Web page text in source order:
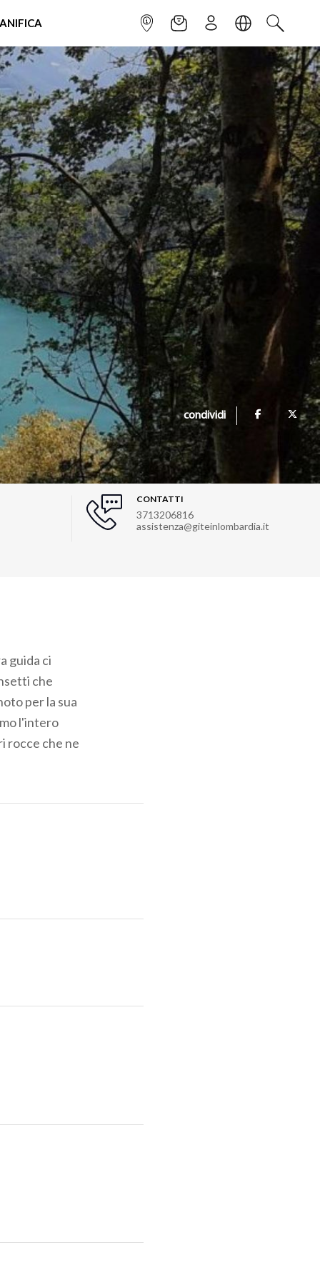
INFOPOINTNEWSLETTER
ISCRIVITILINGUACERCA
condividi
CONTATTI
3713206816
assistenza@giteinlombardia.it
guida ci
che
per la sua
l'intero
rocce che ne